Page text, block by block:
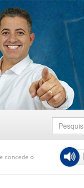
concede o